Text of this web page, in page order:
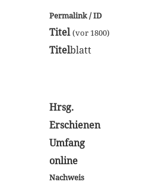
Permalink / ID
Titel (vor 1800)
Titelblatt
Hrsg.
Erschienen
Umfang
online
Nachweis